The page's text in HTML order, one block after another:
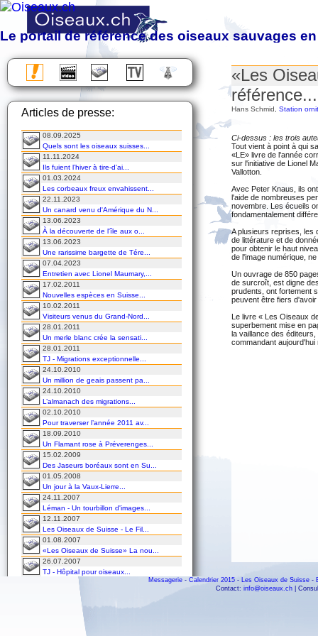
Le portail de référence des oiseaux sauvages
Observation, étude, protection et photographie des oiseaux
Almanach des migrations
Chronique
Excursions
Cours
DVD
Articles de presse:
08.09.2025
Quels sont les oiseaux suisses...
11.11.2024
Ils fuient l’hiver à tire-d'ai...
01.03.2024
Les corbeaux freux envahissent...
22.11.2023
Un canard venu d'Amérique du N...
13.06.2023
À la découverte de l'île aux o...
13.06.2023
Une rarissime bargette de Tére...
07.04.2023
Entretien avec Lionel Maumary,...
17.02.2011
Nouvelles espèces en Suisse...
10.02.2011
Visiteurs venus du Grand-Nord...
28.01.2011
Un merle blanc crée la sensati...
28.01.2011
TJ - Migrations exceptionnelle...
24.10.2010
Un million de geais passent pa...
24.10.2010
L’almanach des migrations...
02.10.2010
Pour traverser l’année 2011 av...
18.09.2010
Un Flamant rose à Préverenges...
15.02.2009
Des Jaseurs boréaux sont en Su...
01.05.2008
Un jour à la Vaux-Lierre...
24.11.2007
Léman - Un tourbillon d'images...
12.11.2007
Les Oiseaux de Suisse - Le Fil...
01.08.2007
«Les Oiseaux de Suisse» La nou...
26.07.2007
TJ - Hôpital pour oiseaux...
Un mois de juillet pas comme l...
A l'hôpital des oiseaux...
«Les
référence...
Hans Schmid, Station
Ci-dessus : les trois
Tout vient à point à qui
«LE» livre de l'année
sur l'initiative de Lionel
Vallotton.
Avec Peter Knaus, ils
l'aide de nombreuses
novembre. Les écueils
fondamentalement
A plusieurs reprises, les
de littérature et de
pour obtenir le haut
de l'image numérique,
Un ouvrage de 850
de surcroît, est digne
prudents, ont fortement
peuvent être fiers
Le livre « Les Oiseaux
superbement mise en
la vaillance des
commandant
Messagerie - Calendrier 2015 - Les Oiseaux de Suisse -
Contact: info@oiseaux.ch |